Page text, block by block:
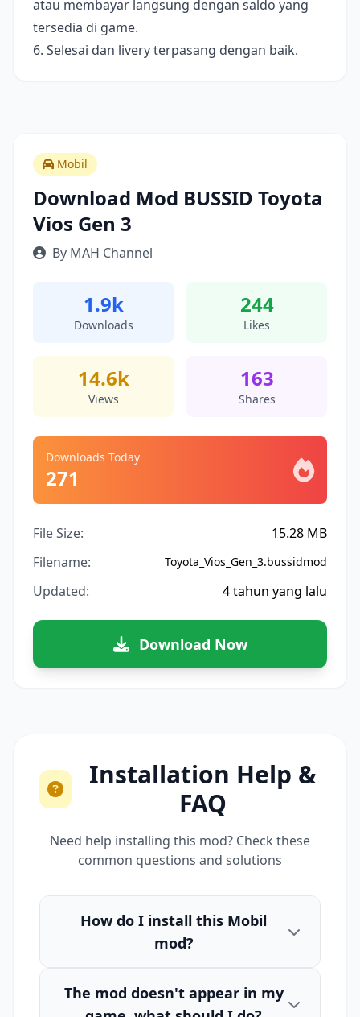
atau membayar langsung dengan saldo yang
tersedia di game.
6. Selesai dan livery terpasang dengan baik.
Mobil
Download Mod BUSSID Toyota
Vios Gen 3
By MAH Channel
1.9k
Downloads
244
Likes
14.6k
Views
163
Shares
Downloads Today
271
File Size:
15.28 MB
Filename:
Toyota_Vios_Gen_3.bussidmod
Updated: 4 tahun yang lalu
Download Now
Installation Help &
FAQ
Need help installing this mod? Check these
common questions and solutions
How do I install this Mobil
mod?
The mod doesn't appear in my